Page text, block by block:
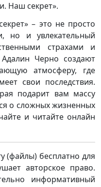
Наш секрет».
– это не просто
но и увлекательный
страхами и
Черно создают
атмосферу, где
свои последствия.
подарит вам массу
о сложных жизненных
и читайте онлайн
(файлы) бесплатно для
авторское право.
информативный